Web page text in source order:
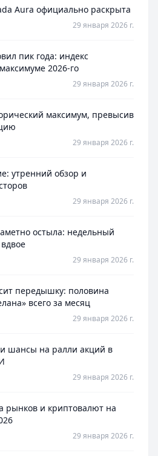
Aura официально раскрыта
29 января 2026 г.
пик года: индекс
2026-го
29 января 2026 г.
максимум, превысив
29 января 2026 г.
утренний обзор и
29 января 2026 г.
остыла: недельный
29 января 2026 г.
передышку: половина
всего за месяц
29 января 2026 г.
шансы на ралли акций в
29 января 2026 г.
рынков и криптовалют на
29 января 2026 г.